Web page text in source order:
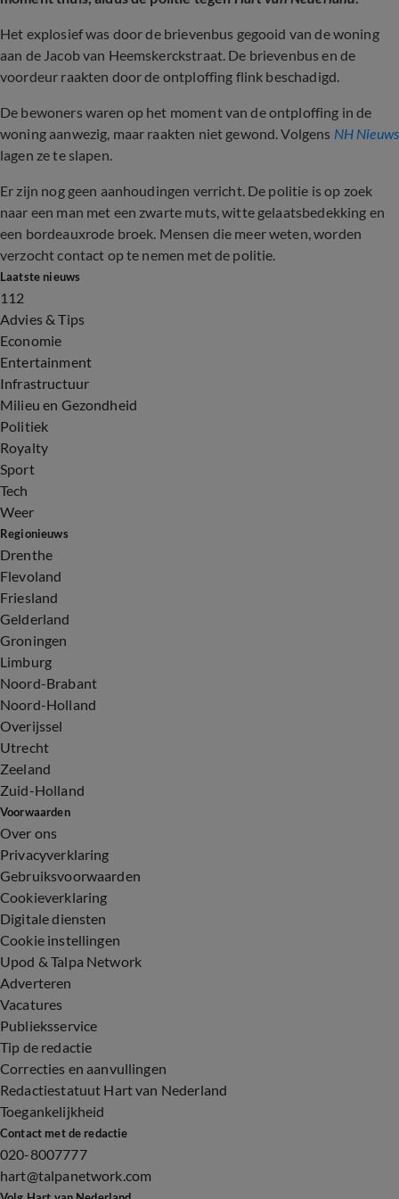
Het explosief was door de brievenbus gegooid van de woning
aan de Jacob van Heemskerckstraat. De brievenbus en de
voordeur raakten door de ontploffing flink beschadigd.
De bewoners waren op het moment van de ontploffing in de
woning aanwezig, maar raakten niet gewond. Volgens NH Nieuws
lagen ze te slapen.
Er zijn nog geen aanhoudingen verricht. De politie is op zoek
naar een man met een zwarte muts, witte gelaatsbedekking en
een bordeauxrode broek. Mensen die meer weten, worden
verzocht contact op te nemen met de politie.
Laatste nieuws
112
Advies & Tips
Economie
Entertainment
Infrastructuur
Milieu en Gezondheid
Politiek
Royalty
Sport
Tech
Weer
Regionieuws
Drenthe
Flevoland
Friesland
Gelderland
Groningen
Limburg
Noord-Brabant
Noord-Holland
Overijssel
Utrecht
Zeeland
Zuid-Holland
Voorwaarden
Over ons
Privacyverklaring
Gebruiksvoorwaarden
Cookieverklaring
Digitale diensten
Cookie instellingen
Upod & Talpa Network
Adverteren
Vacatures
Publieksservice
Tip de redactie
Correcties en aanvullingen
Redactiestatuut Hart van Nederland
Toegankelijkheid
Contact met de redactie
020-8007777
hart@talpanetwork.com